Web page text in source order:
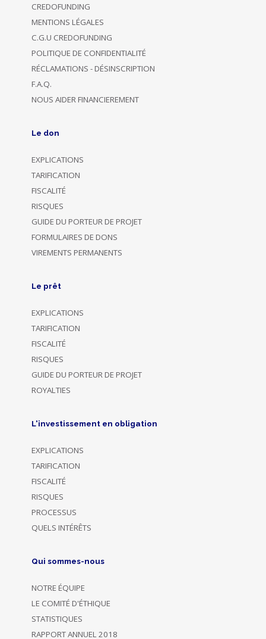
CREDOFUNDING
MENTIONS LÉGALES
C.G.U CREDOFUNDING
POLITIQUE DE CONFIDENTIALITÉ
RÉCLAMATIONS - DÉSINSCRIPTION
F.A.Q.
NOUS AIDER FINANCIEREMENT
Le don
EXPLICATIONS
TARIFICATION
FISCALITÉ
RISQUES
GUIDE DU PORTEUR DE PROJET
FORMULAIRES DE DONS
VIREMENTS PERMANENTS
Le prêt
EXPLICATIONS
TARIFICATION
FISCALITÉ
RISQUES
GUIDE DU PORTEUR DE PROJET
ROYALTIES
L'investissement en obligation
EXPLICATIONS
TARIFICATION
FISCALITÉ
RISQUES
PROCESSUS
QUELS INTÉRÊTS
Qui sommes-nous
NOTRE ÉQUIPE
LE COMITÉ D'ÉTHIQUE
STATISTIQUES
RAPPORT ANNUEL 2018